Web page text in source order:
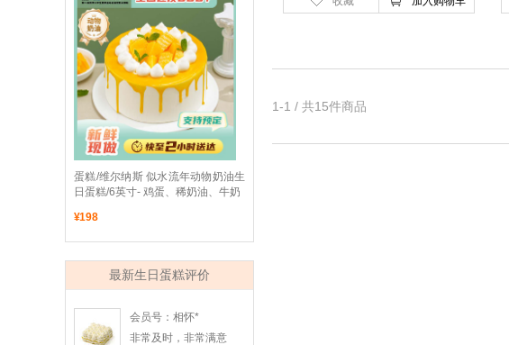
1-1 / 共15件商品
蛋糕/维尔纳斯 似水流年动物奶油生
日蛋糕/6英寸- 鸡蛋、稀奶油、牛奶
¥198
最新生日蛋糕评价
会员号：相怀*
非常及时，非常满意